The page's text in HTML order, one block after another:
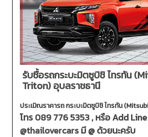
รับซื้อรถกระบะมิตซูบิชิ ไทรทัน
Triton) อุบลราชธานี
ประเมิณราคารถ กระบะมิตซูบิชิ ไทรทัน
โทร089 776 5353, หรือ Add
@thailovercarsมี @ ด้วยนะครับ